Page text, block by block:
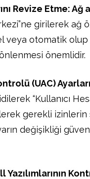
Revize Etme:
girilerek ağ
veya otomatik
önemlidir.
(UAC)
“Kullanıcı
gerekli izinlerin
değişikliği